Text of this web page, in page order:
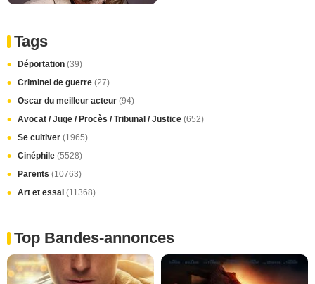
Tags
Déportation (39)
Criminel de guerre (27)
Oscar du meilleur acteur (94)
Avocat / Juge / Procès / Tribunal / Justice (652)
Se cultiver (1965)
Cinéphile (5528)
Parents (10763)
Art et essai (11368)
Top Bandes-annonces